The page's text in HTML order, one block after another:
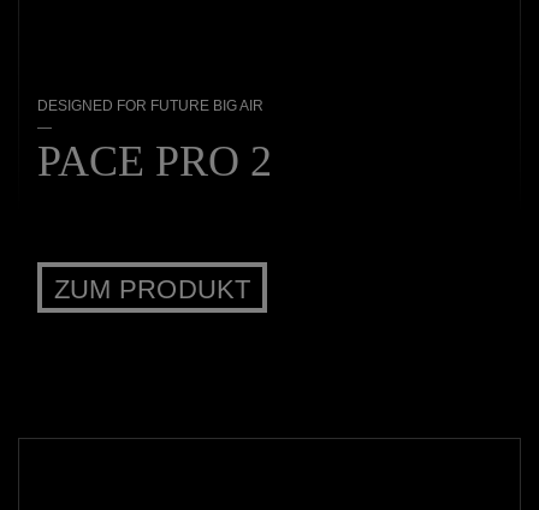
DESIGNED FOR FUTURE BIG AIR
—
PACE PRO 2
ZUM PRODUKT